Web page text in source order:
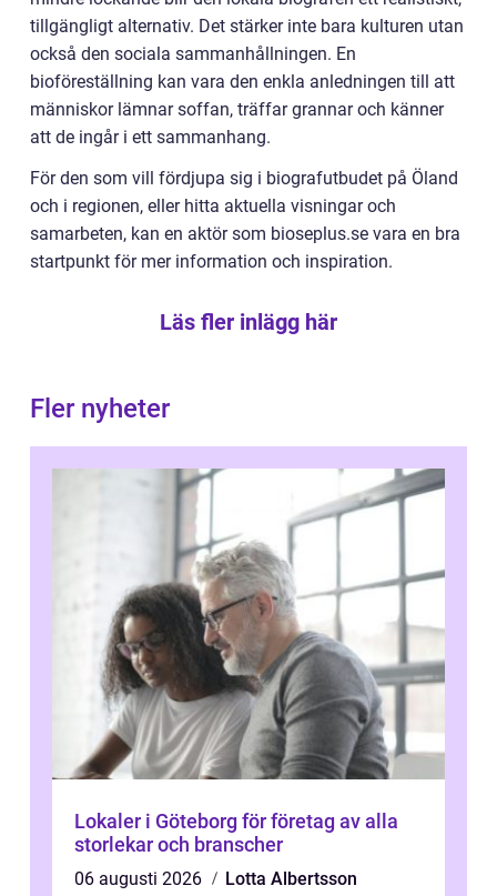
tillgängligt alternativ. Det stärker inte bara kulturen utan
också den sociala sammanhållningen. En
bioföreställning kan vara den enkla anledningen till att
människor lämnar soffan, träffar grannar och känner
att de ingår i ett sammanhang.
För den som vill fördjupa sig i biografutbudet på Öland
och i regionen, eller hitta aktuella visningar och
samarbeten, kan en aktör som bioseplus.se vara en bra
startpunkt för mer information och inspiration.
Läs fler inlägg här
Fler nyheter
Lokaler i Göteborg för företag av alla
storlekar och branscher
06 augusti 2026
Lotta Albertsson